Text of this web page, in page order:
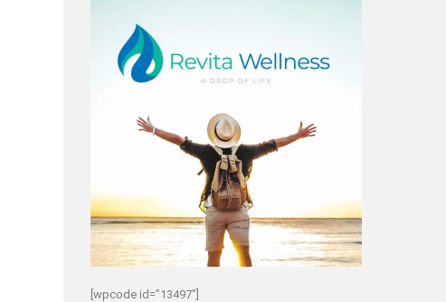
[wpcode id=”13497″]